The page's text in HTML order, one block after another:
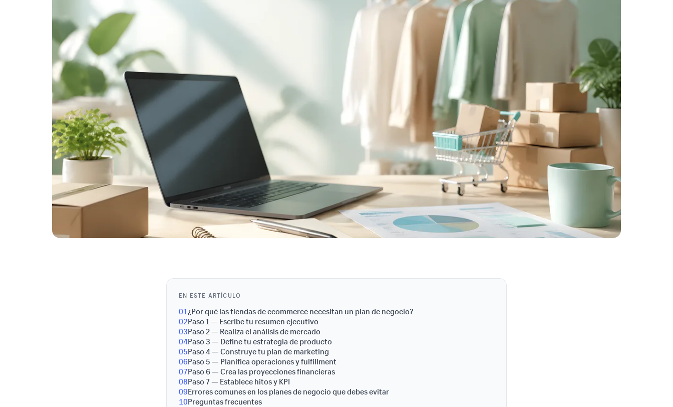
EN ESTE ARTÍCULO
01¿Por qué las tiendas de ecommerce necesitan un plan de negocio?
02Paso 1 — Escribe tu resumen ejecutivo
03Paso 2 — Realiza el análisis de mercado
04Paso 3 — Define tu estrategia de producto
05Paso 4 — Construye tu plan de marketing
06Paso 5 — Planifica operaciones y fulfillment
07Paso 6 — Crea las proyecciones financieras
08Paso 7 — Establece hitos y KPI
09Errores comunes en los planes de negocio que debes evitar
10Preguntas frecuentes